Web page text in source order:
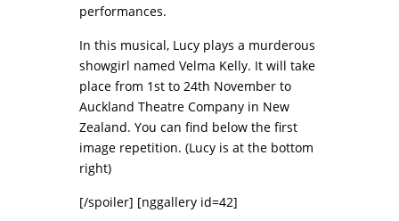
performances.
In this musical, Lucy plays a murderous
showgirl named Velma Kelly. It will take
place from 1st to 24th November to
Auckland Theatre Company in New
Zealand. You can find below the first
image repetition. (Lucy is at the bottom
right)
[/spoiler] [nggallery id=42]